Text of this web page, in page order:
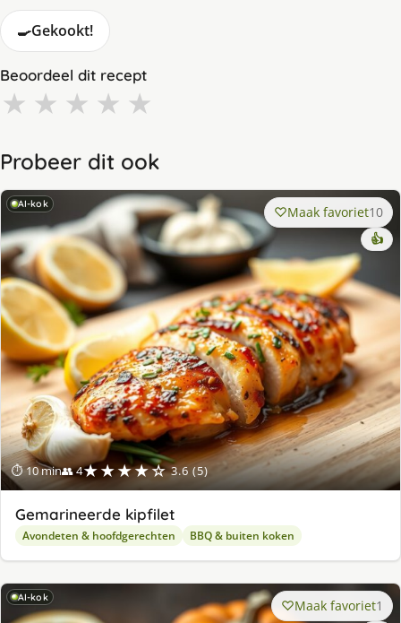
🍳Gekookt!
Beoordeel dit recept
★ ★ ★ ★ ★
Probeer dit ook
AI-kok
⏱ 10 min👥 4★★★★☆ 3.6 (5)
Maak favoriet10
👍
Gemarineerde kipfilet
Avondeten & hoofdgerechten BBQ & buiten koken
AI-kok Maak favoriet1